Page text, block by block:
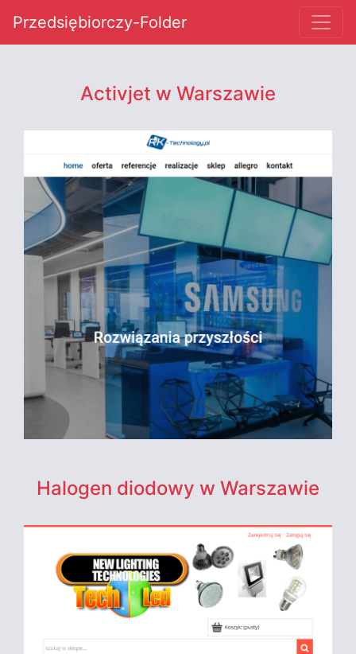
Przedsiębiorczy-Folder
Activjet w Warszawie
Halogen diodowy w Warszawie